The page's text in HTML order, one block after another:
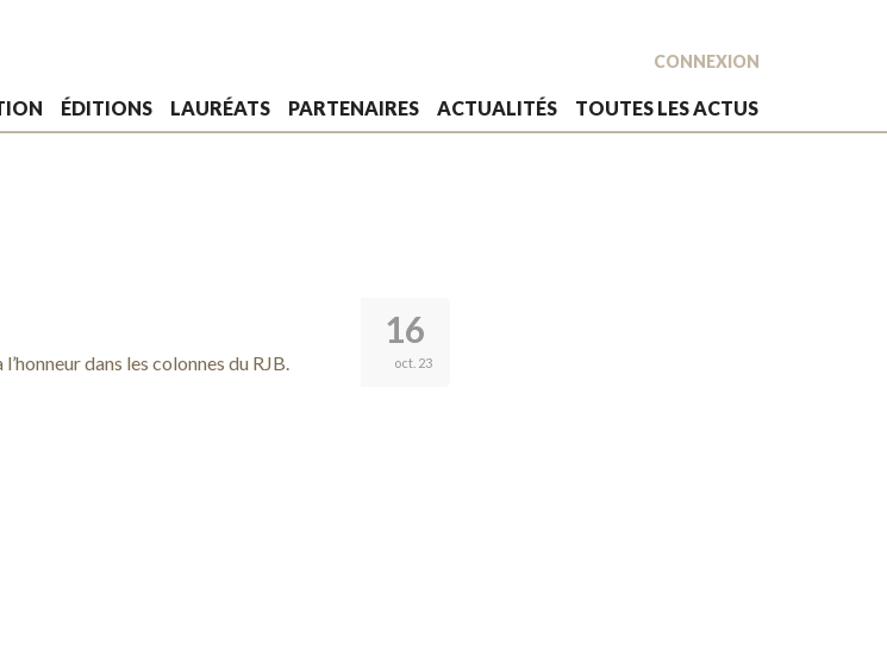
CONNEXION
ÉDITIONS LAURÉATS PARTENAIRES ACTUALITÉS TOUTES LES ACTUS
16
oct. 23
dans les colonnes du RJB.